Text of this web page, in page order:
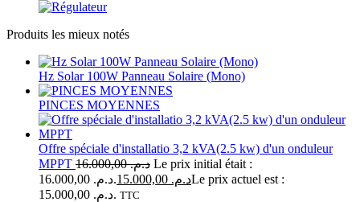
Produits les mieux notés
Hz Solar 100W Panneau Solaire (Mono)
PINCES MOYENNES
Offre spéciale d'installatio 3,2 kVA(2.5 kw) d'un onduleur
MPPT
د.م.16.000,00
Le prix initial était :
د.م. 16.000,00.
د.م.Le prix actuel est :
د.م. 15.000,00. TTC